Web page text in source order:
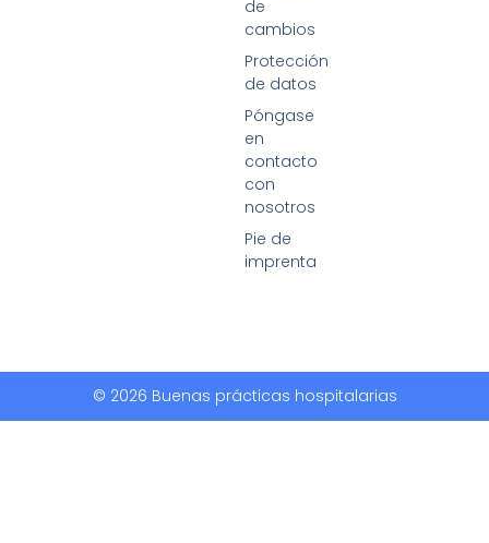
de
cambios
Protección
de datos
Póngase
en
contacto
con
nosotros
Pie de
imprenta
© 2026 Buenas prácticas hospitalarias